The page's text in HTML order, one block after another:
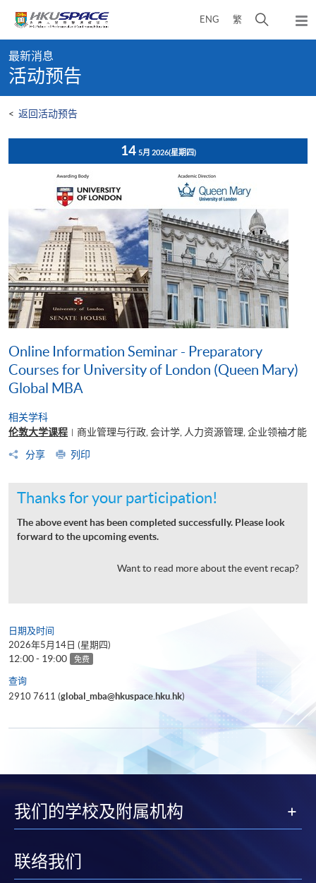
content
ENG 繁
开
弹
出
content
start
最新消息
活动预告
< 返回活动预告
14 5月 2026(星期四)
Online Information Seminar - Preparatory
Courses for University of London (Queen Mary)
Global MBA
相关学科
伦敦大学课程 | 商业管理与行政, 会计学, 人力资源管理, 企业领袖才能
分享
列印
Thanks for your participation!
The above event has been completed successfully. Please look
forward to the upcoming events.
Want to read more about the event recap?
日期及时间
2026年5月14日 (星期四)
12:00 - 19:00 免费
查询
2910 7611 (global_mba@hkuspace.hku.hk)
我们的学校及附属机构
联络我们